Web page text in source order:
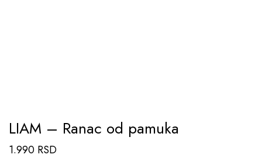
LIAM – Ranac od pamuka
1.990 RSD